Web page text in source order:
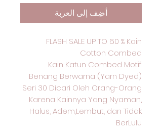
أضِف إلى العربة
FLASH SALE UP TO 60 % Kain
Cotton Combed
Kain Katun Combed Motif
Benang Berwarna (Yarn Dyed)
Seri 30 Dicari Oleh Orang-Orang
Karena Kainnya Yang Nyaman,
Halus, Adem,Lembut, dan Tidak
BerLulu